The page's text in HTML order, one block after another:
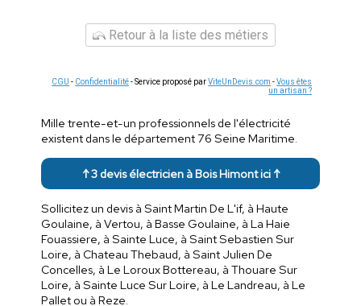
Retour à la liste des métiers
CGU - Confidentialité- Service proposé parViteUnDevis.com -Vous êtes
un artisan ?
Mille trente-et-un professionnels de l'électricité
existent dans le département 76 Seine Maritime.
↑ 3 devis électricien à Bois Himont ici ↑
Sollicitez un devis à Saint Martin De L'if, à Haute
Goulaine, à Vertou, à Basse Goulaine, à La Haie
Fouassiere, à Sainte Luce, à Saint Sebastien Sur
Loire, à Chateau Thebaud, à Saint Julien De
Concelles, à Le Loroux Bottereau, à Thouare Sur
Loire, à Sainte Luce Sur Loire, à Le Landreau, à Le
Pallet ou à Reze.